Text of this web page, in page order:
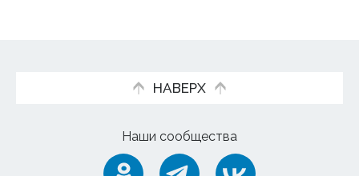
НАВЕРХ
Наши сообщества